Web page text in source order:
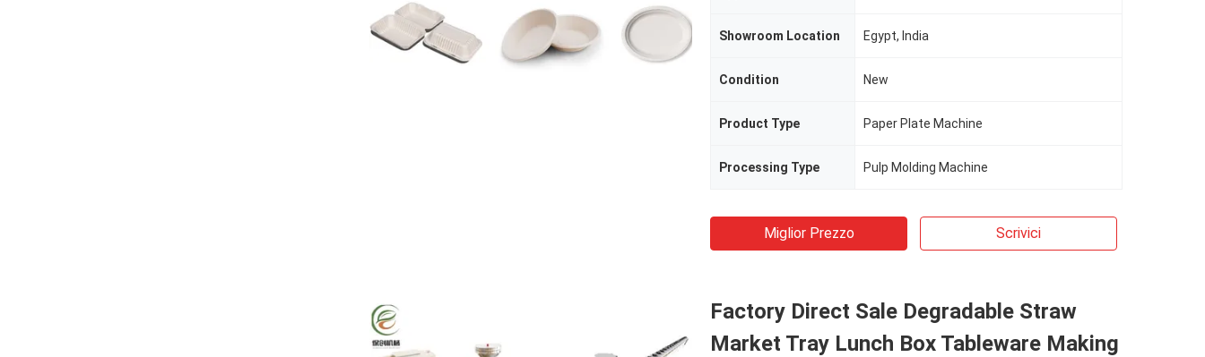
Showroom Location Egypt, India
Condition New
Product Type Paper Plate Machine
Processing Type Pulp Molding Machine
Miglior Prezzo Scrivici
Factory Direct Sale Degradable Straw
Market Tray Lunch Box Tableware Making